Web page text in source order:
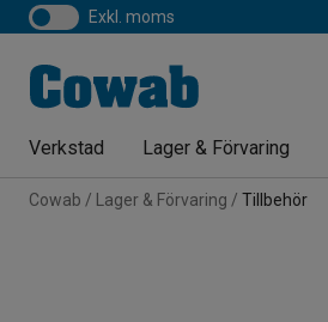
exkl. moms
Verkstad Lager & Förvaring
Cowab Lager & Förvaring Tillbehör